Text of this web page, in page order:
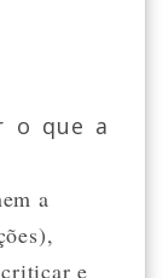
o que a
a
e